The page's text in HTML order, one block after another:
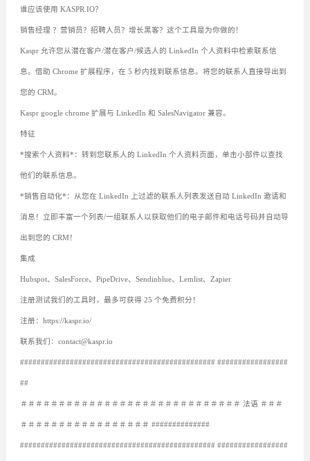
谁应该使用 KASPR.IO？
销售经理 ？营销员？招聘人员？增长黑客？这个工具是为你做的！
Kaspr 允许您从潜在客户/潜在客户/候选人的 LinkedIn 个人资料中检索联系信
息。借助 Chrome 扩展程序，在 5 秒内找到联系信息。将您的联系人直接导出到
您的 CRM。
Kaspr google chrome 扩展与 LinkedIn 和 SalesNavigator 兼容。
特征
*搜索个人资料*：转到您联系人的 LinkedIn 个人资料页面，单击小部件以查找
他们的联系信息。
*销售自动化*：从您在 LinkedIn 上过滤的联系人列表发送自动 LinkedIn 邀请和
消息！立即丰富一个列表/一组联系人以获取他们的电子邮件和电话号码并自动导
出到您的 CRM！
集成
Hubspot、SalesForce、PipeDrive、Sendinblue、Lemlist、Zapier
注册测试我们的工具时，最多可获得 25 个免费积分！
注册：https://kaspr.io/
联系我们：contact@kaspr.io
############################################### #################
##
＃＃＃＃＃＃＃＃＃＃＃＃＃＃＃＃＃＃＃＃＃＃＃＃＃＃＃＃＃ 法语 ＃＃＃
＃＃＃＃＃＃＃＃＃＃＃＃＃＃＃＃＃ ##############
############################################### #################